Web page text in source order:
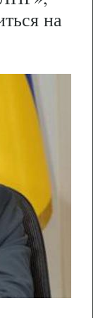
на